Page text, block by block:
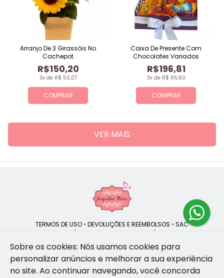
COMPRAR
3x de R$ 50,07
R$150,20
Arranjo De 3 Girassóis No
Cachepot
COMPRAR
3x de R$ 65,60
R$196,81
Caixa De Presente Com
Chocolates Variados
VER MAIS
TERMOS DE USO • DEVOLUÇÕES E REEMBOLSOS • SAC
POLÍTICA DE PRIVACIDADE POLÍTICA DE COOKIES
Jacqueline Flores | CNPJ: 47.335.418/0001-13
Sobre os cookies: Nós usamos cookies para
personalizar anúncios e melhorar a sua experiência
no site. Ao continuar navegando, você concorda